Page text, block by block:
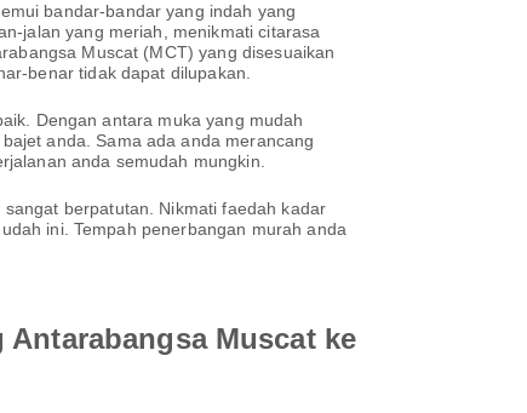
bandar-bandar yang indah yang
jalan yang meriah, menikmati citarasa
Muscat (MCT) yang disesuaikan
benar tidak dapat dilupakan.
Dengan antara muka yang mudah
anda. Sama ada anda merancang
anda semudah mungkin.
berpatutan. Nikmati faedah kadar
ini. Tempah penerbangan murah anda
Muscat ke